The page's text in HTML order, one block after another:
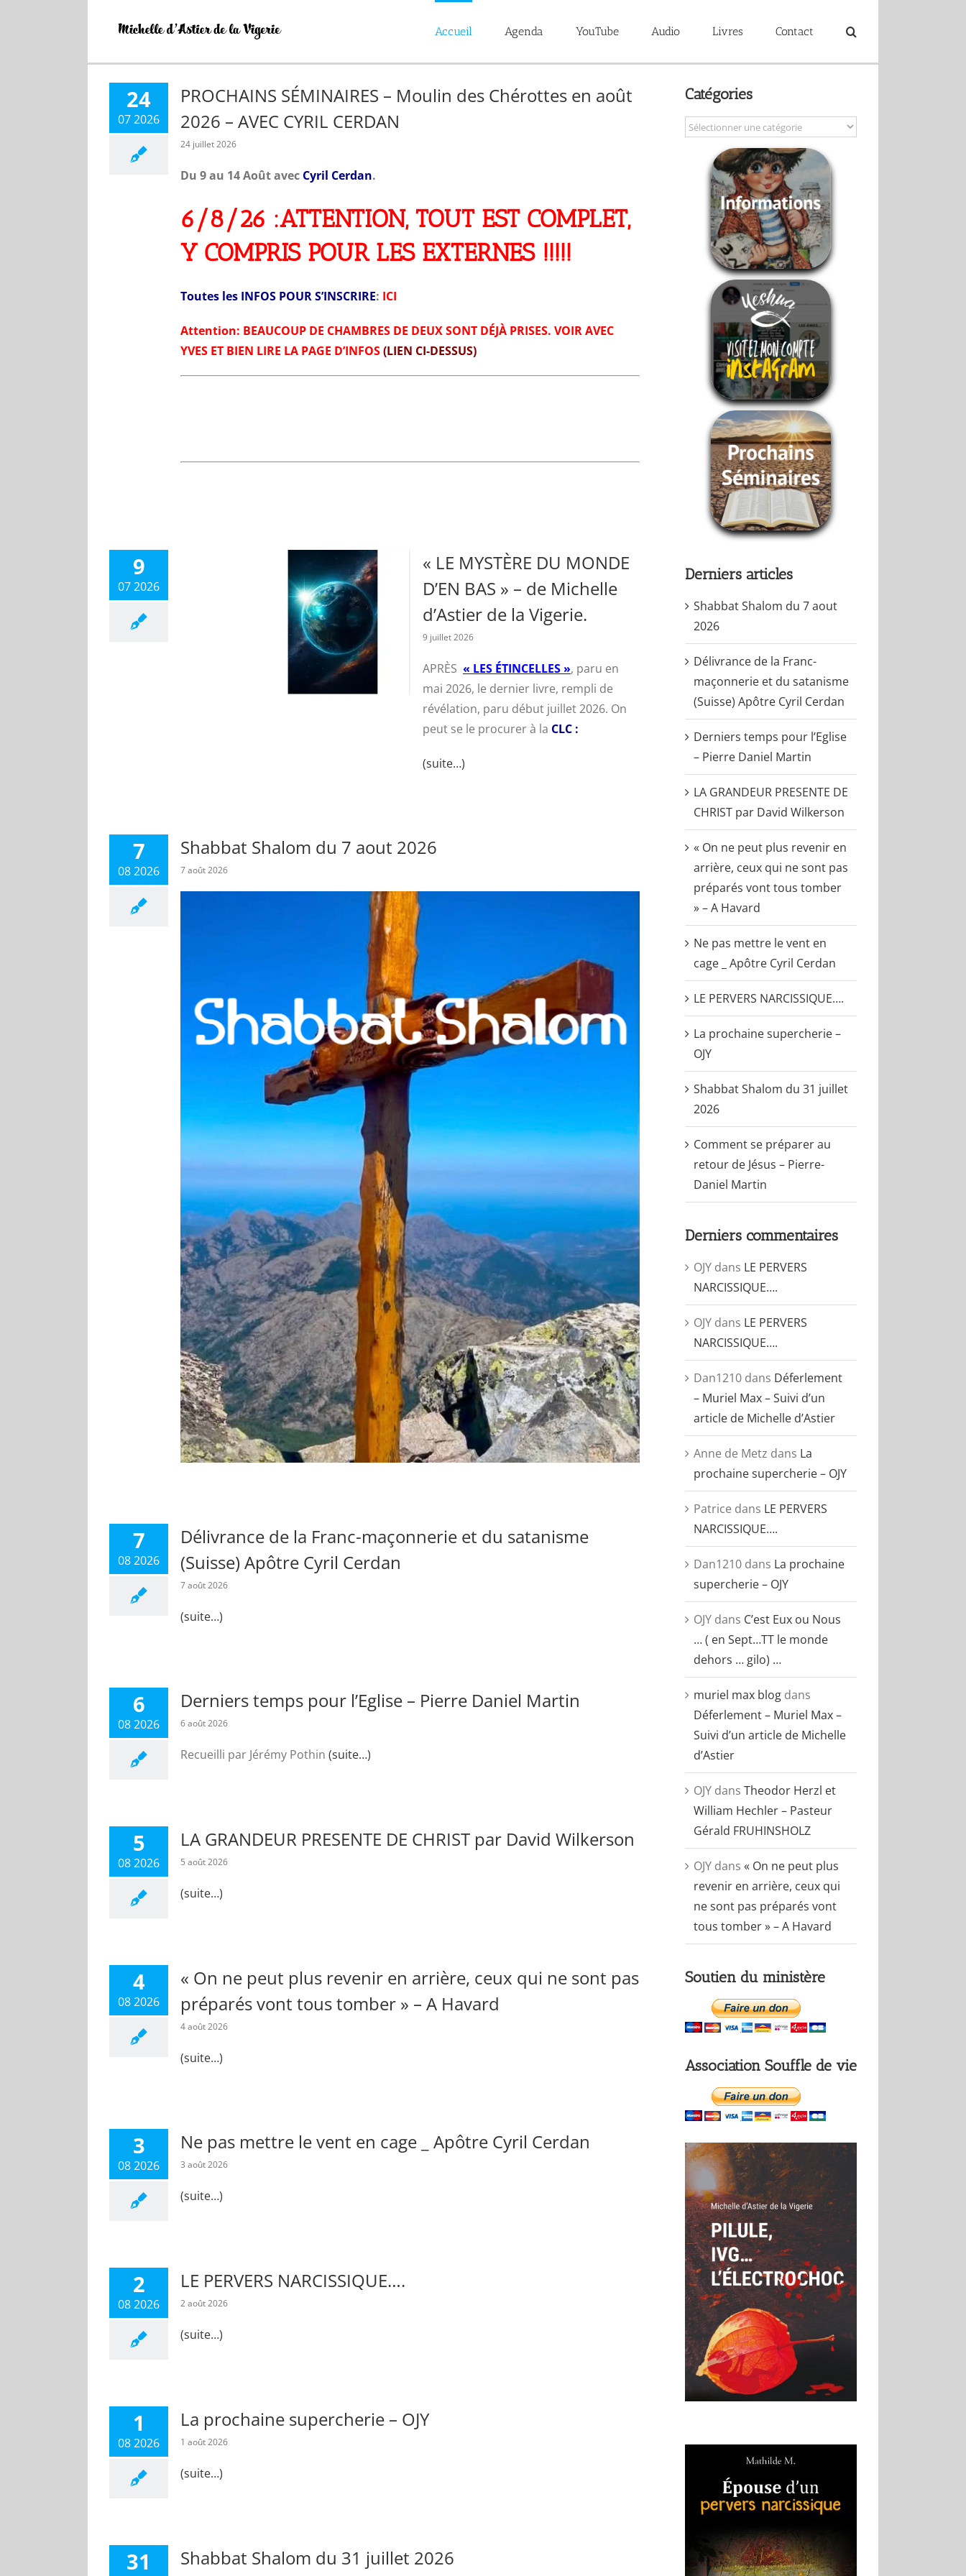
Accueil Agenda YouTube Audio Livres Contact
24
07 2026
PROCHAINS SÉMINAIRES – Moulin des Chérottes en août
2026 – AVEC CYRIL CERDAN
24 juillet 2026
Du 9 au 14 Août avec Cyril Cerdan.
6/8/26 :ATTENTION, TOUT EST COMPLET,
Y COMPRIS POUR LES EXTERNES !!!!!
Toutes les INFOS POUR S’INSCRIRE: ICI
Attention: BEAUCOUP DE CHAMBRES DE DEUX SONT DÉJÀ PRISES. VOIR AVEC
YVES ET BIEN LIRE LA PAGE D’INFOS(LIEN CI-DESSUS)
9
07 2026
« LE MYSTÈRE DU MONDE
D’EN BAS » – de Michelle
d’Astier de la Vigerie.
9 juillet 2026
APRÈS « LES ÉTINCELLES », paru en
mai 2026, le dernier livre, rempli de
révélation, paru début juillet 2026. On
peut se le procurer à la CLC :
(suite…)
7
08 2026
Shabbat Shalom du 7 aout 2026
7 août 2026
7
08 2026
Délivrance de la Franc-maçonnerie et du satanisme
(Suisse) Apôtre Cyril Cerdan
7 août 2026
(suite…)
6
08 2026
Derniers temps pour l’Eglise – Pierre Daniel Martin
6 août 2026
Recueilli par Jérémy Pothin (suite…)
5
08 2026
LA GRANDEUR PRESENTE DE CHRIST par David Wilkerson
5 août 2026
(suite…)
4
08 2026
« On ne peut plus revenir en arrière, ceux qui ne sont pas
préparés vont tous tomber » – A Havard
4 août 2026
(suite…)
3
08 2026
Ne pas mettre le vent en cage _ Apôtre Cyril Cerdan
3 août 2026
(suite…)
2
08 2026
LE PERVERS NARCISSIQUE….
2 août 2026
(suite…)
1
08 2026
La prochaine supercherie – OJY
1 août 2026
(suite…)
31 Shabbat Shalom du 31 juillet 2026
Catégories
Catégories
Derniers articles
Shabbat Shalom du 7 aout
2026
Délivrance de la Franc-
maçonnerie et du satanisme
(Suisse) Apôtre Cyril Cerdan
Derniers temps pour l’Eglise
– Pierre Daniel Martin
LA GRANDEUR PRESENTE DE
CHRIST par David Wilkerson
« On ne peut plus revenir en
arrière, ceux qui ne sont pas
préparés vont tous tomber
» – A Havard
Ne pas mettre le vent en
cage _ Apôtre Cyril Cerdan
LE PERVERS NARCISSIQUE….
La prochaine supercherie –
OJY
Shabbat Shalom du 31 juillet
2026
Comment se préparer au
retour de Jésus – Pierre-
Daniel Martin
Derniers commentaires
OJYdans LE PERVERS
NARCISSIQUE….
OJYdans LE PERVERS
NARCISSIQUE….
Dan1210dans Déferlement
– Muriel Max – Suivi d’un
article de Michelle d’Astier
Anne de Metz dans La
prochaine supercherie – OJY
Patrice dans LE PERVERS
NARCISSIQUE….
Dan1210dans La prochaine
supercherie – OJY
OJYdans C’est Eux ou Nous
… ( en Sept…TT le monde
dehors … gilo) …
muriel max blogdans
Déferlement – Muriel Max –
Suivi d’un article de Michelle
d’Astier
OJYdans Theodor Herzl et
William Hechler – Pasteur
Gérald FRUHINSHOLZ
OJYdans « On ne peut plus
revenir en arrière, ceux qui
ne sont pas préparés vont
tous tomber » – A Havard
Soutien du ministère
Association Souffle de vie